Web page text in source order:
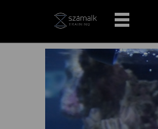
VISSZA